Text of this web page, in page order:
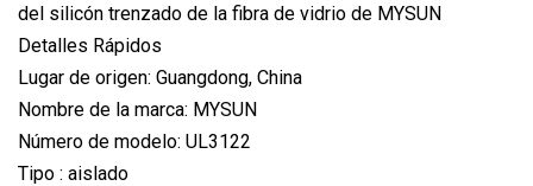
del silicón trenzado de la fibra de vidrio de MYSUN
Detalles Rápidos
Lugar de origen: Guangdong, China
Nombre de la marca: MYSUN
Número de modelo: UL3122
Tipo : aislado